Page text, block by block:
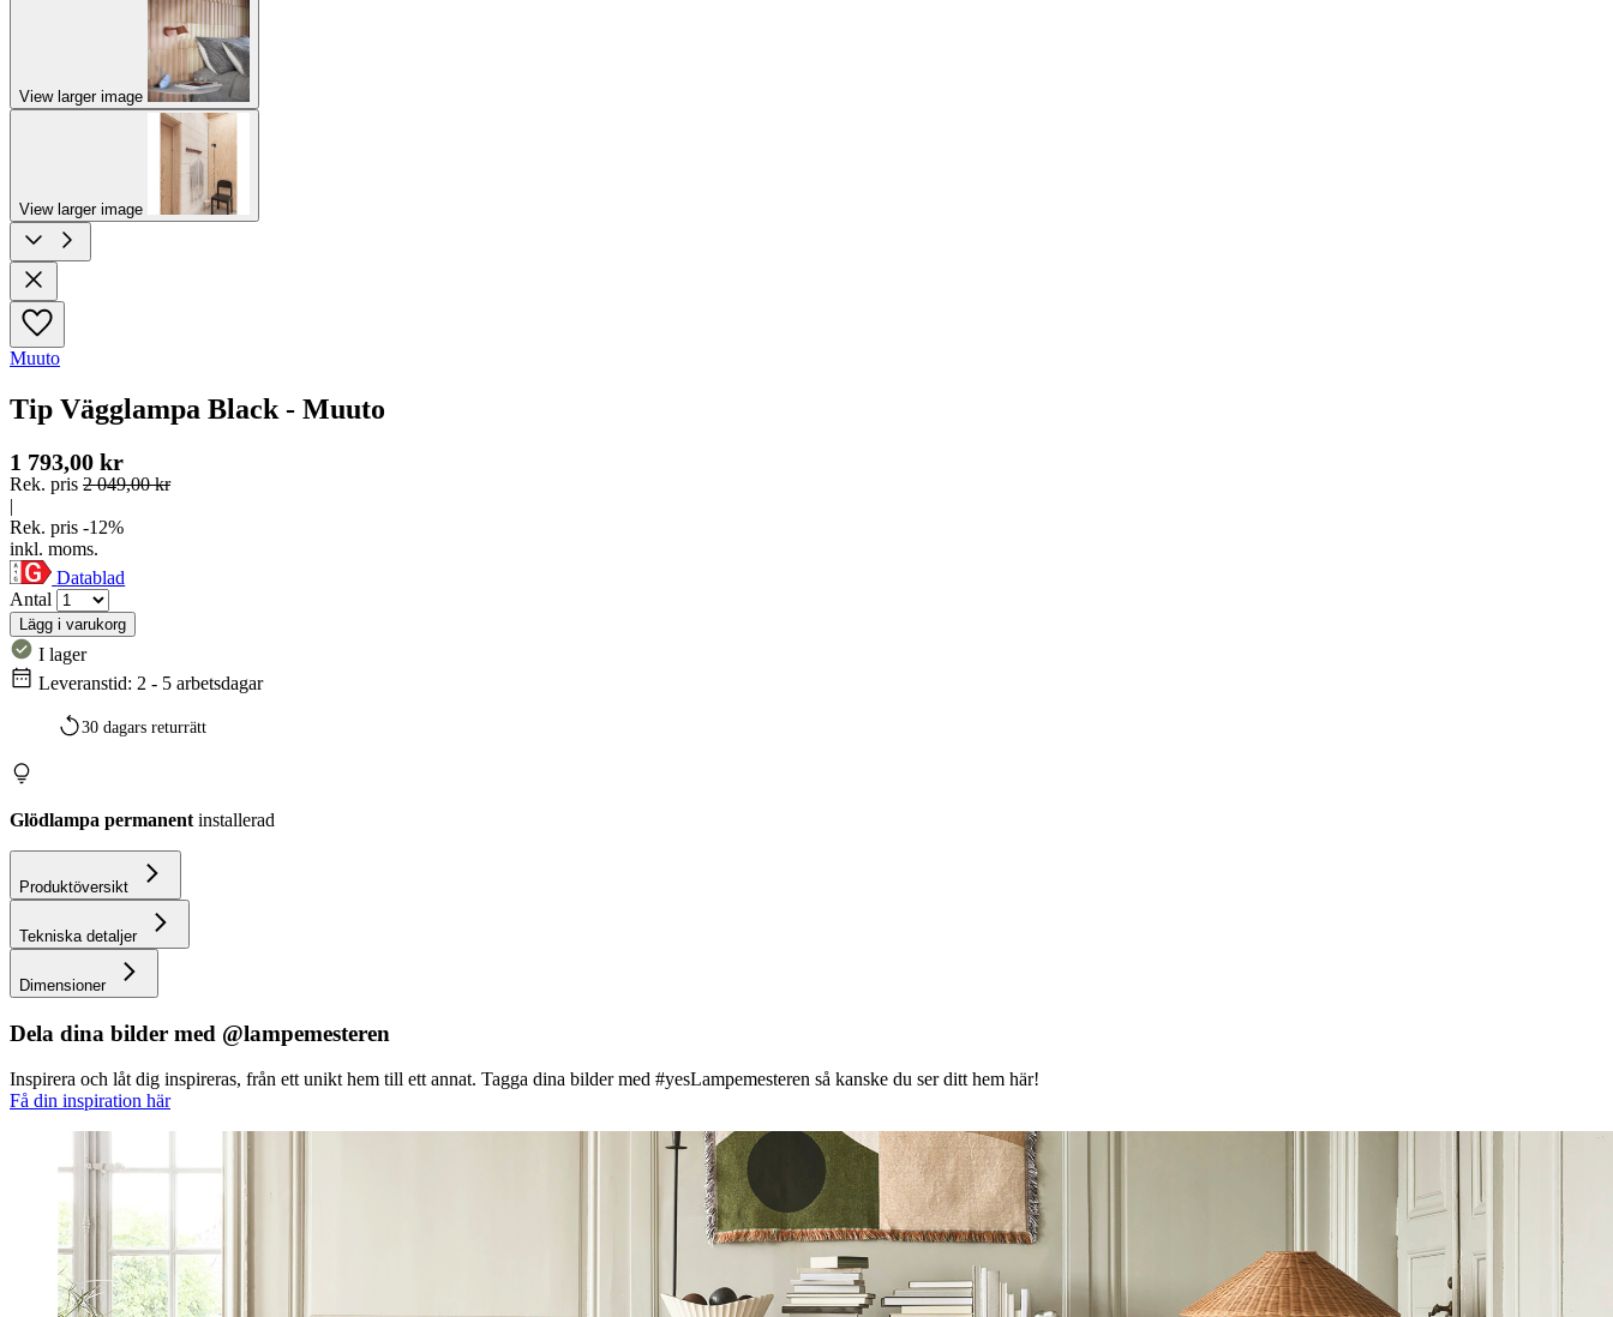
View larger image
View larger image
Muuto
Tip Vägglampa Black - Muuto
1 793,00 kr
Rek. pris 2 049,00 kr
|
Rek. pris -12%
inkl. moms.
Datablad
Antal
Lägg i varukorg
I lager
Leveranstid: 2 - 5 arbetsdagar
30 dagars returrätt
Glödlampa permanent installerad
Produktöversikt
Tekniska detaljer
Dimensioner
Dela dina bilder med @lampemesteren
Inspirera och låt dig inspireras, från ett unikt hem till ett annat. Tagga dina bilder med #yesLampemesteren så kanske du ser ditt hem här!
Få din inspiration här